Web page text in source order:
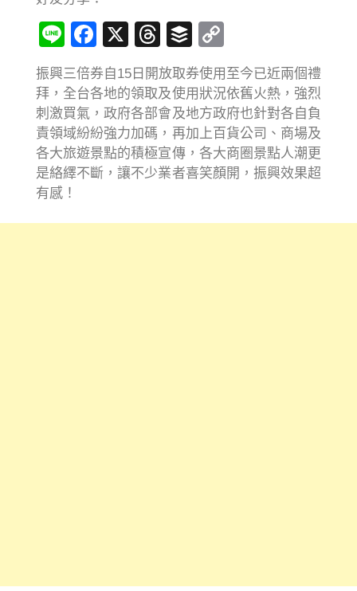
LineFacebook
X Threads
BufferCopy
Link
振興三倍券自15日開放取券使用至今已近兩個禮
拜，全台各地的領取及使用狀況依舊火熱，強烈
刺激買氣，政府各部會及地方政府也針對各自負
責領域紛紛強力加碼，再加上百貨公司、商場及
各大旅遊景點的積極宣傳，各大商圈景點人潮更
是絡繹不斷，讓不少業者喜笑顏開，振興效果超
有感！